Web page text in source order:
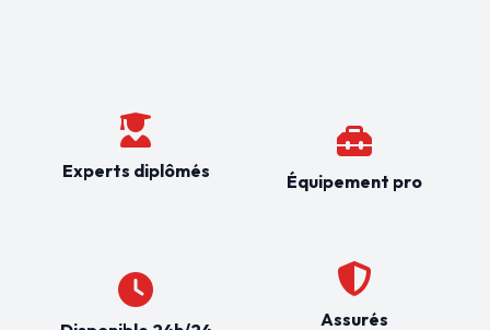
Experts diplômés Équipement pro
Assurés